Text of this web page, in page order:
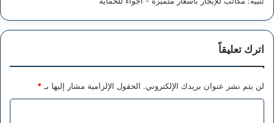
اترك تعليقاً
لن يتم نشر عنوان بريدك الإلكتروني. الحقول الإلزامية مشار إليها بـ *